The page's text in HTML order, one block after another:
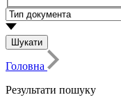
Шукати
Головна
Результати пошуку